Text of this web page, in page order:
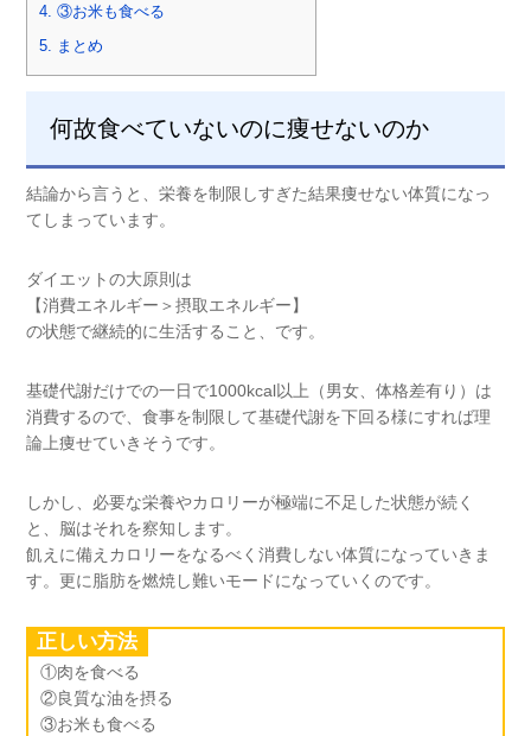
4. ③お米も食べる
5.
まとめ
何故食べていないのに痩せないのか
結論から言うと、栄養を制限しすぎた結果痩せない体質になっ
てしまっています。
ダイエットの大原則は
【消費エネルギー＞摂取エネルギー】
の状態で継続的に生活すること、です。
基礎代謝だけでの一日で1000kcal以上（男女、体格差有り）は
消費するので、食事を制限して基礎代謝を下回る様にすれば理
論上痩せていきそうです。
しかし、必要な栄養やカロリーが極端に不足した状態が続く
と、脳はそれを察知します。
飢えに備えカロリーをなるべく消費しない体質になっていきま
す。更に脂肪を燃焼し難いモードになっていくのです。
正しい方法
①肉を食べる
②良質な油を摂る
③お米も食べる